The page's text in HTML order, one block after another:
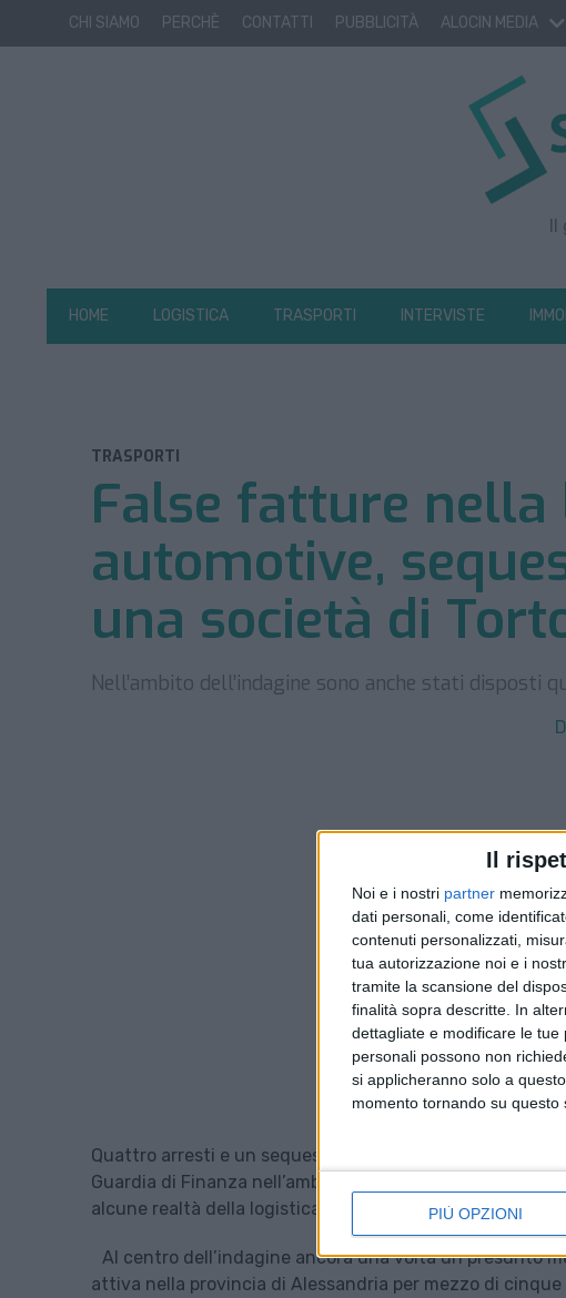
Il
Noi e i nostri partner
dati personali, come
contenuti personalizzati,
tua autorizzazione noi e i
tramite la scansione del
finalità sopra descritte. In
dettagliate e modificare le tue
personali possono non
si applicheranno solo a
momento tornando su questo
PIÙ OPZIONI
CHI SIAMO PERCHÈ CONTATTI PUBBLICITÀ ALOCIN MEDIA
Il
HOME LOGISTICA TRASPORTI INTERVISTE
TRASPORTI
False fatture nella
automotive,
una società di
Nell’ambito dell’indagine sono anche stati disposti
Quattro arresti e un sequestro preventivo da 15 milioni
Guardia di Finanza nell’ambito di una inchiesta per
alcune realtà della logistica e servizi per l’automotive.
Al centro dell’indagine ancora una volta un presunto
attiva nella provincia di Alessandria per mezzo di